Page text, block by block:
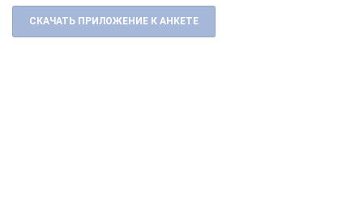
СКАЧАТЬ ПРИЛОЖЕНИЕ К АНКЕТЕ